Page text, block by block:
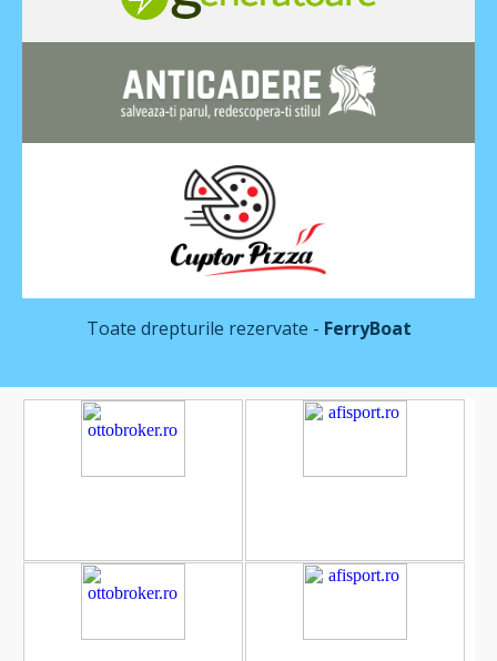
Toate drepturile rezervate - FerryBoat